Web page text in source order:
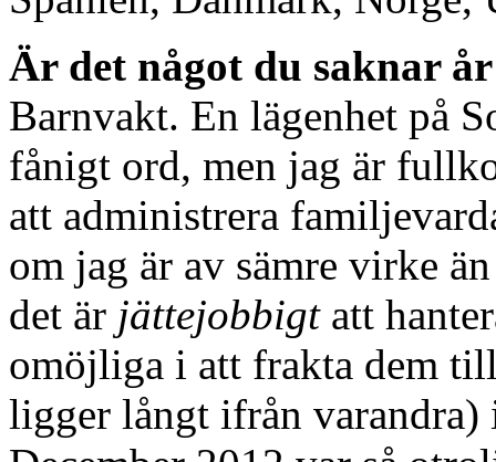
Är det något du saknar
Barnvakt. En lägenhet på
fånigt ord, men jag är
att administrera
om jag är av sämre virke
det är jättejobbigtatt
omöjliga i att frakta dem
ligger långt ifrån